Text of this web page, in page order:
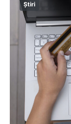
Știri